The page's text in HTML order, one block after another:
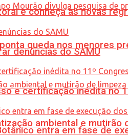
queda nos menores
ambiental e mutirão
e conheça as novas
denúncias do SAMU
e certificação inédita no
entra em fase de